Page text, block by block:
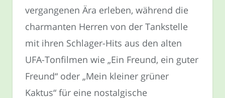
vergangenen Ära erleben, während die
charmanten Herren von der Tankstelle
mit ihren Schlager-Hits aus den alten
UFA-Tonfilmen wie „Ein Freund, ein guter
Freund“ oder „Mein kleiner grüner
Kaktus“ für eine nostalgische